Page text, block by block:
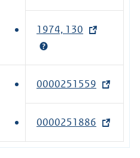
e
x
n
e
l
1974, 130
x
t
n
e
0000251559
e
e
0000251886
e